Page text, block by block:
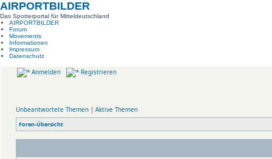
AIRPORTBILDER
Das Spotterportal für Mitteldeutschland
AIRPORTBILDER
Forum
Movements
Informationen
Impressum
Datenschutz
Anmelden Registrieren
Unbeantwortete Themen | Aktive Themen
Foren-Übersicht